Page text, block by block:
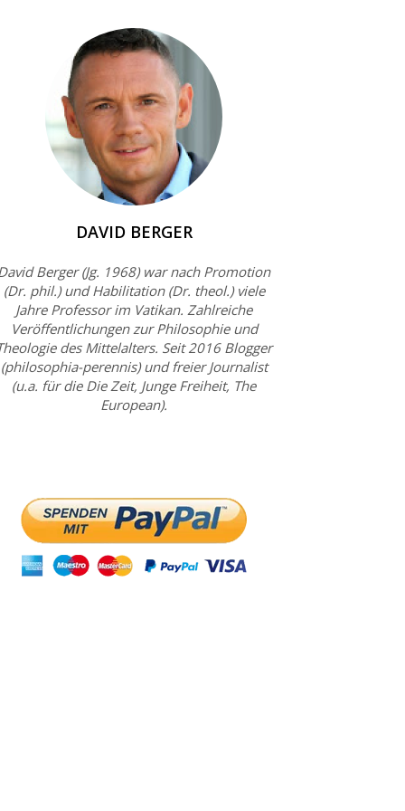
DAVID BERGER
Berger (Jg. 1968) war nach Promotion
(Dr. phil.) und Habilitation (Dr. theol.) viele
Jahre Professor im Vatikan. Zahlreiche
Veröffentlichungen zur Philosophie und
des Mittelalters. Seit 2016 Blogger
(philosophia-perennis) und freier Journalist
(u.a. für die Die Zeit, Junge Freiheit, The
European).